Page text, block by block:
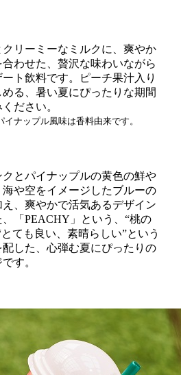
リーミーなミルクに、爽やか
わせた、贅沢な味わいながら
ト飲料です。ピーチ果汁入り
る、暑い夏にぴったりな期間
ださい。
ナップル風味は香料由来です。
とパイナップルの黄色の鮮や
や空をイメージしたブルーの
、爽やかで活気あるデザイン
「PEACHY」という、“桃の
ても良い、素晴らしい”という
した、心弾む夏にぴったりの
す。